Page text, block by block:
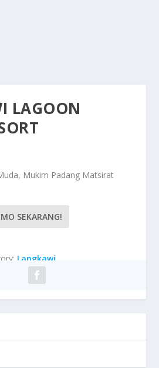
LAGOON
Mukim Padang Matsirat
SEKARANG!
Langkawi